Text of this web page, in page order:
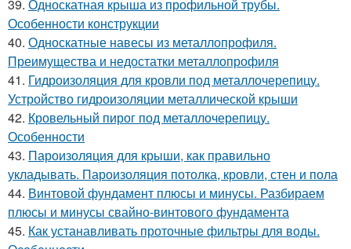
39. Односкатная крыша из профильной трубы.
Особенности конструкции
40. Односкатные навесы из металлопрофиля.
Преимущества и недостатки металлопрофиля
41. Гидроизоляция для кровли под металлочерепицу.
Устройство гидроизоляции металлической крыши
42. Кровельный пирог под металлочерепицу.
Особенности
43. Пароизоляция для крыши, как правильно
укладывать. Пароизоляция потолка, кровли, стен и пола
44. Винтовой фундамент плюсы и минусы. Разбираем
плюсы и минусы свайно-винтового фундамента
45. Как устанавливать проточные фильтры для воды.